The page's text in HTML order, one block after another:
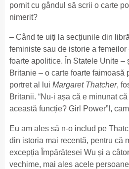
pornit cu gândul să scrii o carte
nimerit?
– Când te uiți la secțiunile din
feministe sau de istorie a
foarte apolitice. În Statele Unite –
Britanie – o carte foarte faimoasă
portret al lui Margaret Thatcher,
Britanii. “Nu-i așa că e minunat
această funcție? Girl Power”!,
Eu am ales să n-o includ pe
din istoria mai recentă, pentru că
excepția Împărătesei Wu și a
vechime, mai ales acele